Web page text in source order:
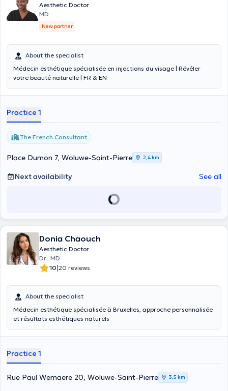
Aesthetic Doctor
MD
New partner
About the specialist
Médecin esthétique spécialisée en injections du visage | Révéler
votre beauté naturelle | FR & EN
Practice 1
The French Consultant
Place Dumon 7, Woluwe-Saint-Pierre 2,4 km
Next availability See all
Donia Chaouch
Aesthetic Doctor
Dr., MD
10|20 reviews
About the specialist
Médecin esthétique spécialisée à Bruxelles, approche personnalisée
et résultats esthétiques naturels
Practice 1
Rue Paul Wemaere 20, Woluwe-Saint-Pierre 3,5 km